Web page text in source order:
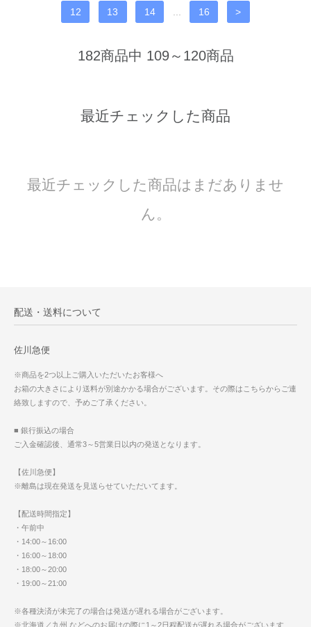
12 13 14 16 >
182商品中 109～120商品
最近チェックした商品
最近チェックした商品はまだありませ
ん。
配送・送料について
佐川急便
※商品を2つ以上ご購入いただいたお客様へ
お箱の大きさにより送料が別途かかる場合がございます。その際はこちらからご連
絡致しますので、予めご了承ください。
■ 銀行振込の場合
ご入金確認後、通常3～5営業日以内の発送となります。
【佐川急便】
※離島は現在発送を見送らせていただいてます。
【配送時間指定】
・午前中
・14:00～16:00
・16:00～18:00
・18:00～20:00
・19:00～21:00
※各種決済が未完了の場合は発送が遅れる場合がございます。
※北海道／九州 などへのお届けの際に1～2日程配送が遅れる場合がございます